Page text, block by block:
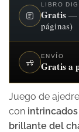
LIBRO
Gratis—
páginas)
ENVÍO
Gratis a
Juego de
con
brillante del